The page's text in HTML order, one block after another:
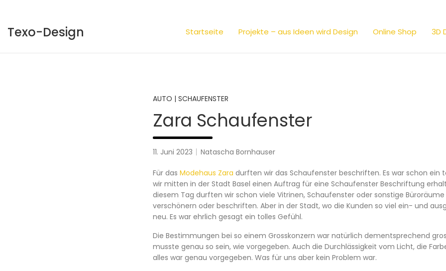
content
Texo-Design Startseite Projekte – aus Ideen wird Design Online Shop 3D
AUTO | SCHAUFENSTER
Zara Schaufenster
11. Juni 2023 Natascha Bornhauser
Für das Modehaus Zara durften wir das Schaufenster beschriften. Es war schon ein
wir mitten in der Stadt Basel einen Auftrag für eine Schaufenster Beschriftung
diesem Tag durften wir schon viele Vitrinen, Schaufenster oder sonstige Büroräume
verschönern oder beschriften. Aber in der Stadt, wo die Kunden so viel ein- und
neu. Es war ehrlich gesagt ein tolles Gefühl.
Die Bestimmungen bei so einem Grosskonzern war natürlich dementsprechend
musste genau so sein, wie vorgegeben. Auch die Durchlässigkeit vom Licht, die
alles war genau vorgegeben. Was für uns aber kein Problem war.